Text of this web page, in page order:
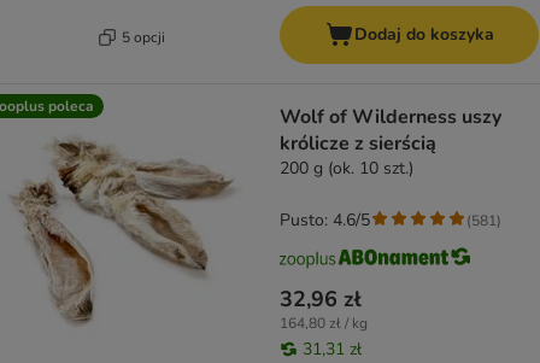
5 opcji Dodaj do koszyka
poleca
Wolf of Wilderness uszy
królicze z sierścią
200 g (ok. 10 szt.)
32,96 zł
164,80 zł / kg
31,31 zł
Pusto: 4.6/5 (581)